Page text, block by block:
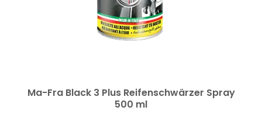
Ma-Fra Black 3 Plus Reifenschwärzer Spray
500 ml